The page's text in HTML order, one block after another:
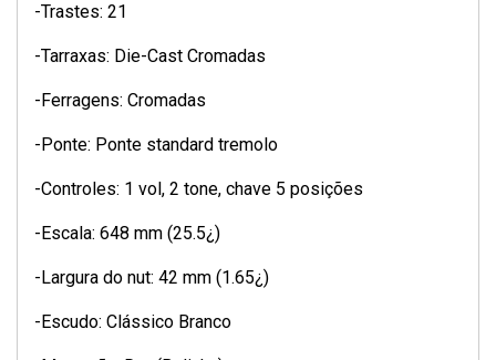
-Trastes: 21
-Tarraxas: Die-Cast Cromadas
-Ferragens: Cromadas
-Ponte: Ponte standard tremolo
-Controles: 1 vol, 2 tone, chave 5 posições
-Escala: 648 mm (25.5¿)
-Largura do nut: 42 mm (1.65¿)
-Escudo: Clássico Branco